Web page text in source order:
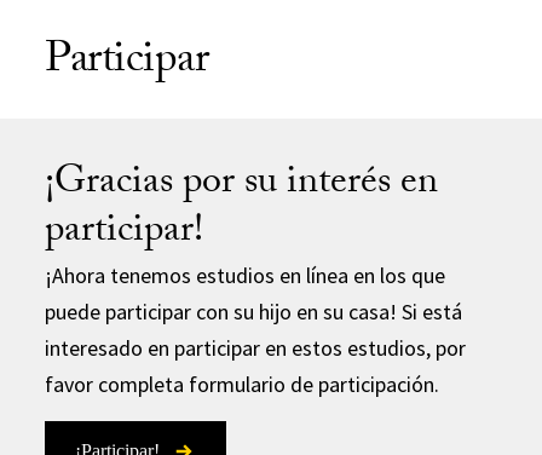
Participar
¡Gracias por su interés en
participar!
¡Ahora tenemos estudios en línea en los que
puede participar con su hijo en su casa! Si está
interesado en participar en estos estudios, por
favor completa formulario de participación.
¡Participar!